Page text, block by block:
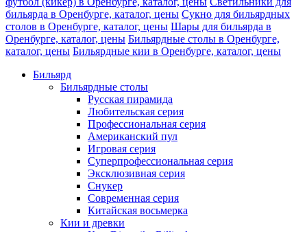
бильярда в Оренбурге, каталог, цены Сукно для бильярдных
столов в Оренбурге, каталог, цены Шары для бильярда в
Оренбурге, каталог, цены Бильярдные столы в Оренбурге,
каталог, цены Бильярдные кии в Оренбурге, каталог, цены
Бильярд
Бильярдные столы
Русская пирамида
Любительская серия
Профессиональная серия
Американский пул
Игровая серия
Суперпрофессиональная серия
Эксклюзивная серия
Снукер
Современная серия
Китайская восьмерка
Кии и древки